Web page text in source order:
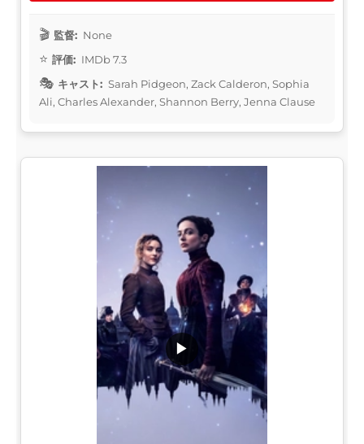
監督: None
評価: IMDb 7.3
キャスト: Sarah Pidgeon, Zack Calderon, Sophia
Ali, Charles Alexander, Shannon Berry, Jenna Clause
▶